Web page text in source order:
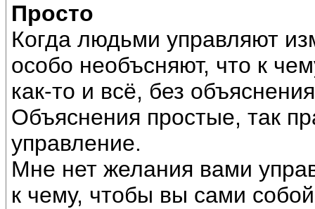
Просто
Когда людьми управляют
особо необъсняют, что к
как-то и всё, без
Объяснения простые, так
управление.
Мне нет желания вами
к чему, чтобы вы сами